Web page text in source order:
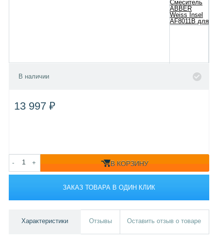
В наличии
13 997 ₽
- + В КОРЗИНУ
ЗАКАЗ ТОВАРА В ОДИН КЛИК
Характеристики Отзывы Оставить отзыв о товаре